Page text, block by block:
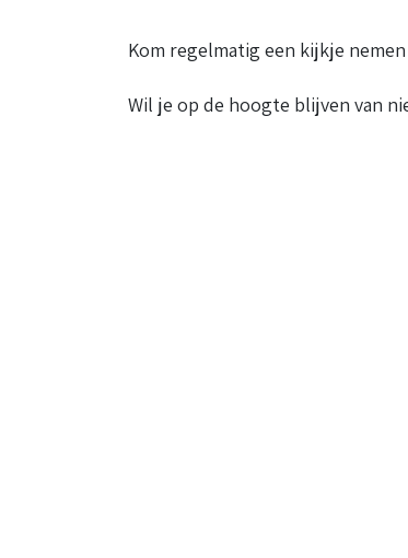
Kom regelmatig een kijkje
Wil je op de hoogte blijven van